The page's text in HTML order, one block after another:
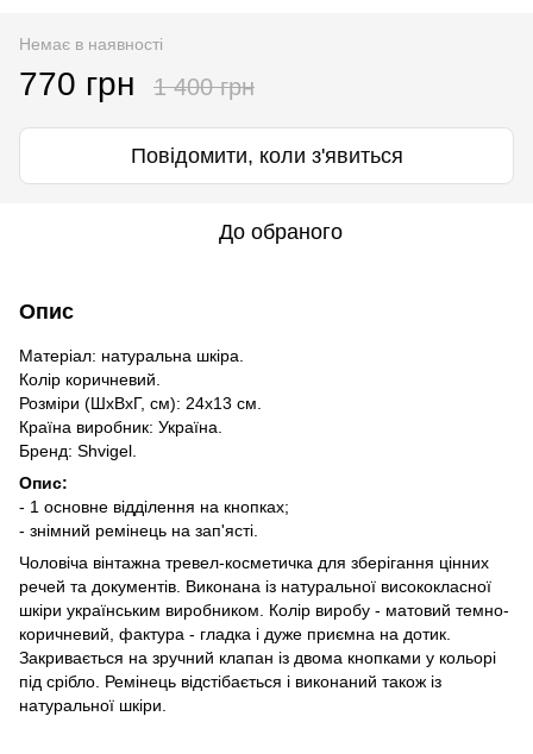
Немає в наявності
770 грн 1 400 грн
Повідомити, коли з'явиться
До обраного
Опис
Матеріал: натуральна шкіра.
Колір коричневий.
Розміри (ШхВхГ, см): 24х13 см.
Країна виробник: Україна.
Бренд: Shvigel.
Опис:
- 1 основне відділення на кнопках;
- знімний ремінець на зап'ясті.
Чоловіча вінтажна тревел-косметичка для зберігання цінних
речей та документів. Виконана із натуральної висококласної
шкіри українським виробником. Колір виробу - матовий темно-
коричневий, фактура - гладка і дуже приємна на дотик.
Закривається на зручний клапан із двома кнопками у кольорі
під срібло. Ремінець відстібається і виконаний також із
натуральної шкіри.